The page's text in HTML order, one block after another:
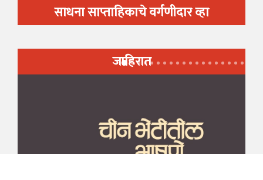
साधना साप्ताहिकाचे वर्गणीदार व्हा
जाहिरात